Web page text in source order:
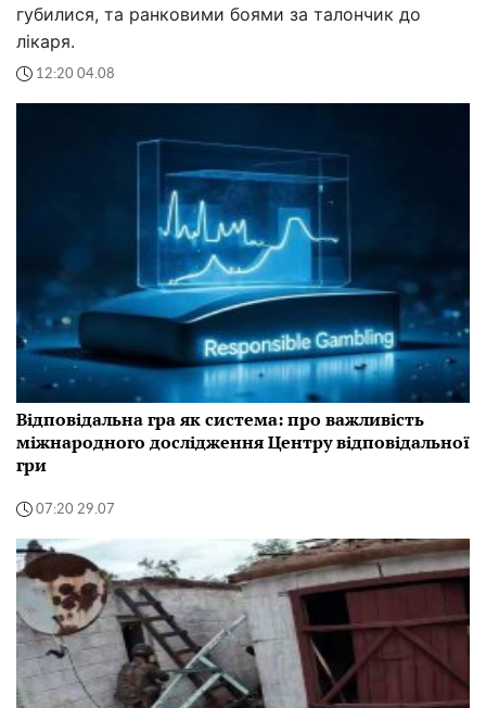
губилися, та ранковими боями за талончик до
лікаря.
12:20 04.08
Відповідальна гра як система: про важливість
міжнародного дослідження Центру відповідальної
гри
07:20 29.07